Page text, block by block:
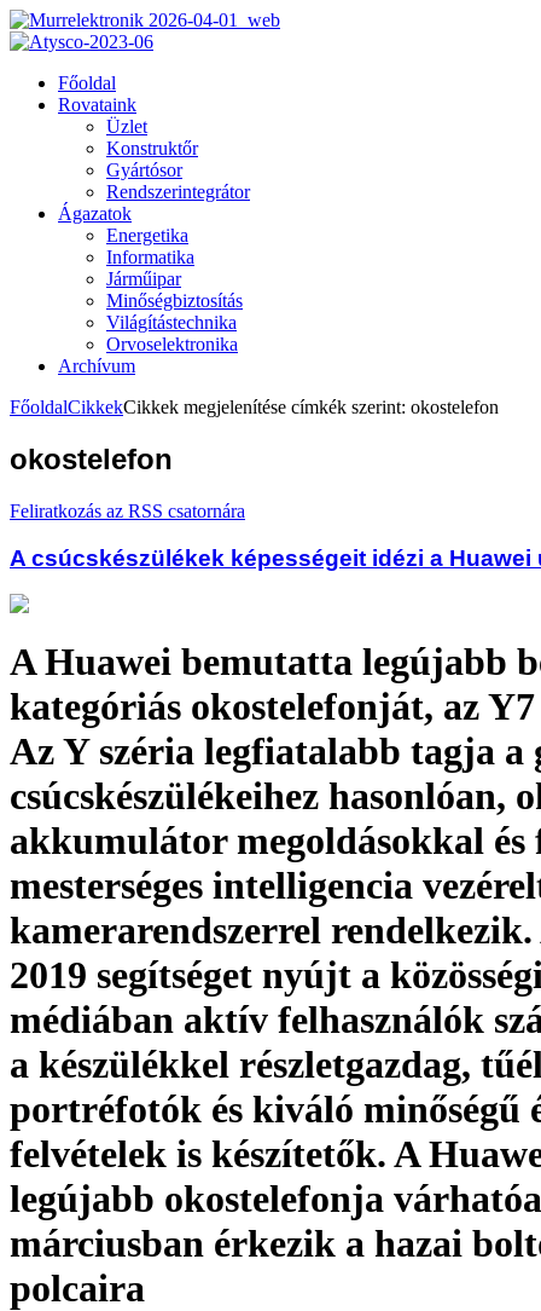
Főoldal
Rovataink
Üzlet
Konstruktőr
Gyártósor
Rendszerintegrátor
Ágazatok
Energetika
Informatika
Járműipar
Minőségbiztosítás
Világítástechnika
Orvoselektronika
Archívum
FőoldalCikkekCikkek megjelenítése címkék szerint: okostelefon
okostelefon
Feliratkozás az RSS csatornára
A csúcskészülékek képességeit idézi a Huawei
A Huawei bemutatta legújabb
kategóriás okostelefonját, az
Az Y széria legfiatalabb tagja a
csúcskészülékeihez hasonlóan,
akkumulátor megoldásokkal
mesterséges intelligencia
kamerarendszerrel rendelkezik.
2019 segítséget nyújt a
médiában aktív felhasználók
a készülékkel részletgazdag,
portréfotók és kiváló minőségű
felvételek is készítetők. A
legújabb okostelefonja
márciusban érkezik a hazai
polcaira